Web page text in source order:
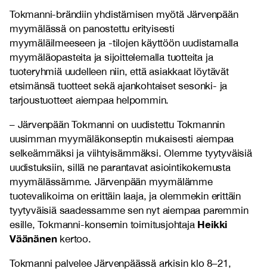
Tokmanni-brändiin yhdistämisen myötä Järvenpään
myymälässä on panostettu erityisesti
myymäläilmeeseen ja -tilojen käyttöön uudistamalla
myymäläopasteita ja sijoittelemalla tuotteita ja
tuoteryhmiä uudelleen niin, että asiakkaat löytävät
etsimänsä tuotteet sekä ajankohtaiset sesonki- ja
tarjoustuotteet aiempaa helpommin.
– Järvenpään Tokmanni on uudistettu Tokmannin
uusimman myymäläkonseptin mukaisesti aiempaa
selkeämmäksi ja viihtyisämmäksi. Olemme tyytyväisiä
uudistuksiin, sillä ne parantavat asiointikokemusta
myymälässämme. Järvenpään myymälämme
tuotevalikoima on erittäin laaja, ja olemmekin erittäin
tyytyväisiä saadessamme sen nyt aiempaa paremmin
esille, Tokmanni-konsernin toimitusjohtaja Heikki
Väänänenkertoo.
Tokmanni palvelee Järvenpäässä arkisin klo 8–21,